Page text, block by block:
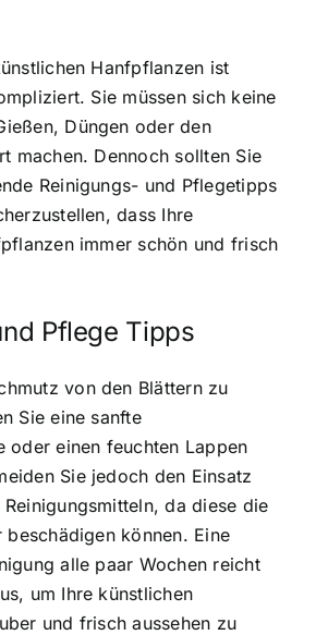
Hanfpflanzen ist
Sie müssen sich keine
Düngen oder den
machen. Dennoch sollten Sie
Reinigungs- und Pflegetipps
dass Ihre
immer schön und frisch
Pflege Tipps
von den Blättern zu
Sie eine sanfte
oder einen feuchten Lappen
Sie jedoch den Einsatz
da diese die
beschädigen können. Eine
alle paar Wochen reicht
um Ihre künstlichen
und frisch aussehen zu